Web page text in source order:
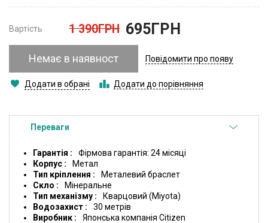
Вартість 1 390ГРН 695ГРН
Немає в наявност Повідомити про появу
Додати в обрані Додати до порівняння
Переваги
Гарантія
Фірмова гарантія: 24 місяці
Корпус
Метал
Тип кріплення
Металевий браслет
Скло
Мінеральне
Тип механізму
Кварцовий (Miyota)
Водозахист
30 метрів
Виробник
Японська компанія Citizen